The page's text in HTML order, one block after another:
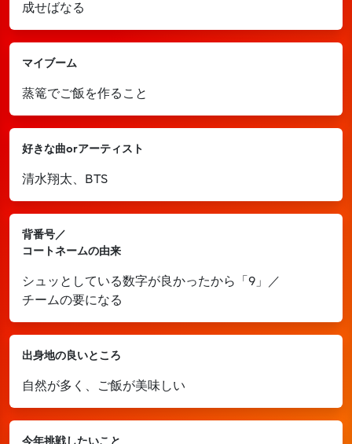
成せばなる
マイブーム
蒸篭でご飯を作ること
好きな曲orアーティスト
清水翔太、BTS
背番号／
コートネームの由来
シュッとしている数字が良かったから「9」／
チームの要になる
出身地の良いところ
自然が多く、ご飯が美味しい